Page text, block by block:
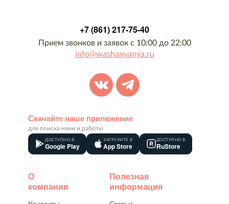
+7 (861) 217-75-40
Прием звонков и заявок с 10:00 до 22:00
info@washanyanya.ru
Скачайте наше приложение
для поиска няни и работы
ДОСТУПНО В
Google Play
ЗАГРУЗИТЕ В
App Store
ДОСТУПНО В
RuStore
О
компании
Полезная
информация